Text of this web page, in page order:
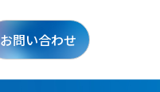
お問い合わせ